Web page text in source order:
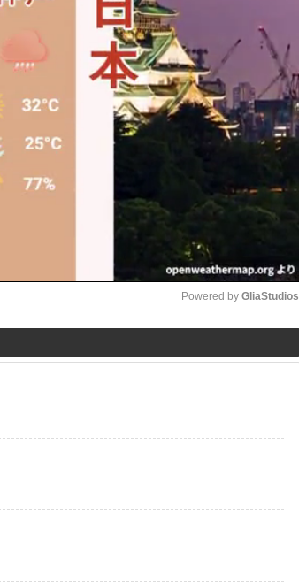
Powered by GliaStudios